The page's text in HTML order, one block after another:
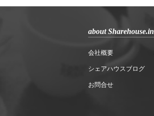
about Sharehouse.in
会社概要
シェアハウスブログ
お問合せ